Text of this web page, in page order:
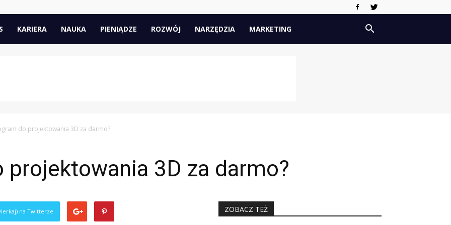
KARIERA NAUKA PIENIĄDZE ROZWÓJ NARZĘDZIA MARKETING
do projektowania 3D za darmo?
3D za darmo?
na Twitterze ZOBACZ TEŻ